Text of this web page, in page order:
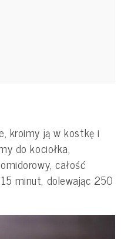
kroimy ją w kostkę i
do kociołka,
całość
minut, dolewając 250